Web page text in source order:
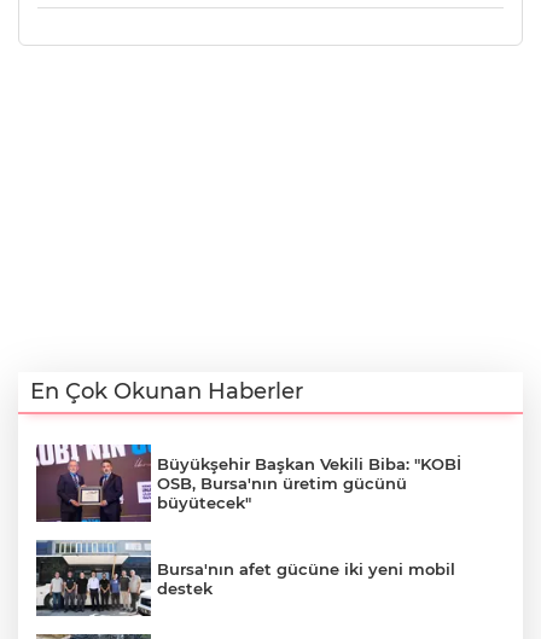
En Çok Okunan Haberler
Büyükşehir Başkan Vekili Biba: "KOBİ
OSB, Bursa'nın üretim gücünü
büyütecek"
Bursa'nın afet gücüne iki yeni mobil
destek